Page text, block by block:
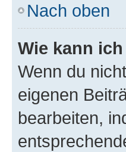
Nach oben
Wie kann
Wenn du
eigenen
bearbeiten,